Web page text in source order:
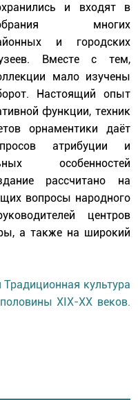
и входят в
многих
и городских
Вместе с тем,
мало изучены
Настоящий опыт
функции, техник
орнаментики даёт
атрибуции и
особенностей
рассчитано на
вопросы народного
центров
а также на широкий
культура
XIX-XX веков.